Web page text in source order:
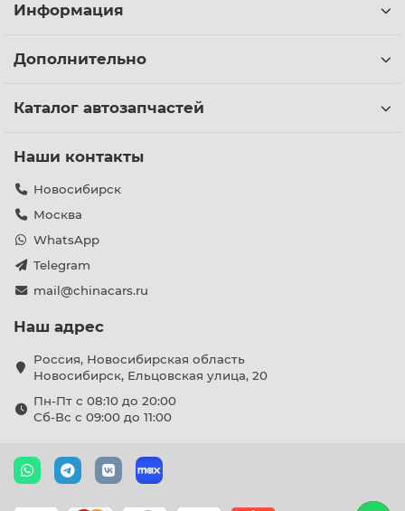
Информация
Дополнительно
Каталог автозапчастей
Наши контакты
Новосибирск
Москва
WhatsApp
Telegram
mail@chinacars.ru
Наш адрес
Россия, Новосибирская область
Новосибирск, Ельцовская улица, 20
Пн-Пт с 08:10 до 20:00
Сб-Вс с 09:00 до 11:00